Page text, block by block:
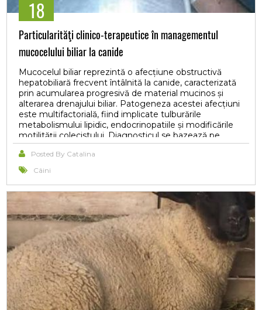
18
Particularităţi clinico-terapeutice în managementul
mucocelului biliar la canide
Mucocelul biliar reprezintă o afecțiune obstructivă
hepatobiliară frecvent întâlnită la canide, caracterizată
prin acumularea progresivă de material mucinos și
alterarea drenajului biliar. Patogeneza acestei afecțiuni
este multifactorială, fiind implicate tulburările
metabolismului lipidic, endocrinopatiile și modificările
motilității colecistului. Diagnosticul se bazează pe
corelarea semnelor clinice cu modificările biochimice și
ultrasonografice specifice. Managementul terapeutic
conservator urmărește reducerea colestazei,
metabolice asociate. Acidul ursodeoxicolic reprezintă
una dintre principalele molecule utilizate în
managementul afecțiunilor colestatice canine, datorită
efectelor sale coleretice și hepatoprotectoare.
Totodată, suplimentarea cu acizi grași omega-3 și
instituirea unui management nutrițional hipolipidic
contribuie la susținerea funcției hepatobiliare și la
stabilizarea profilului lipidic. Abordarea terapeutică
multimodală și monitorizarea periodică a pacienților
rămân esențiale pentru limitarea progresiei
modificărilor hepatobiliare și prevenirea complicațiilor
severe asociate mucocelului biliar.
Posted By Catalina
Câini